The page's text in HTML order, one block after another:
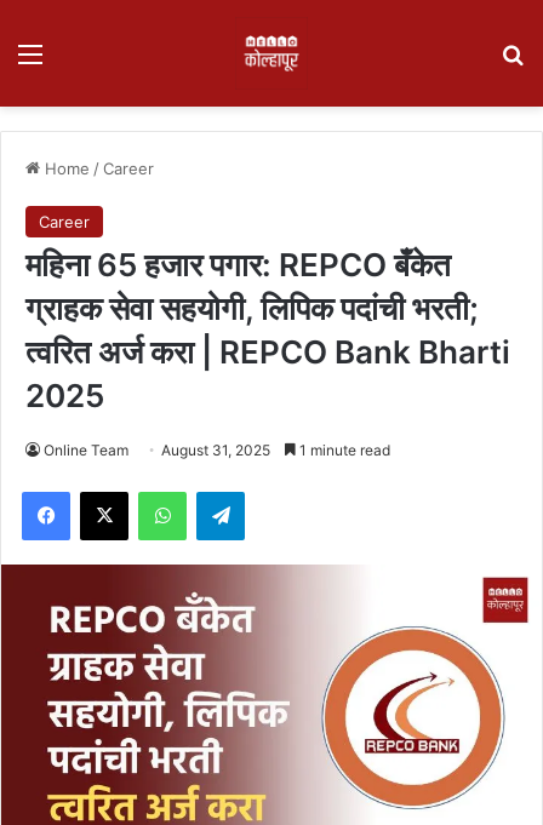
Menu
Home /Career
Career
महिना 65 हजार पगार: REPCO बँकेत
ग्राहक सेवा सहयोगी, लिपिक पदांची भरती;
त्वरित अर्ज करा | REPCO Bank Bharti
2025
Online Team August 31, 2025 1 minute read
Facebook
X WhatsAppTelegram